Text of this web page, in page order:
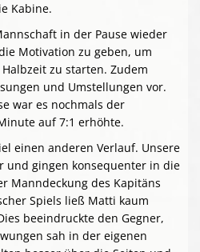
Kabine.
in der Pause wieder
Motivation zu geben, um
zu starten. Zudem
und Umstellungen vor.
war es nochmals der
auf 7:1 erhöhte.
einen anderen Verlauf. Unsere
und gingen konsequenter in die
Manndeckung des Kapitäns
Spiels ließ Matti kaum
beeindruckte den Gegner,
sah in der eigenen